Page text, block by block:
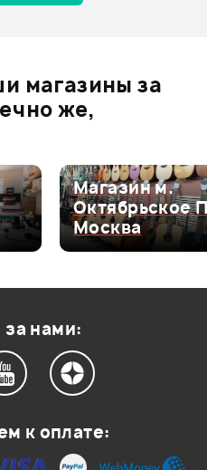
0
0
0
магазины за
же,
Магазин м.
Октябрьское
Москва
нами:
к оплате: